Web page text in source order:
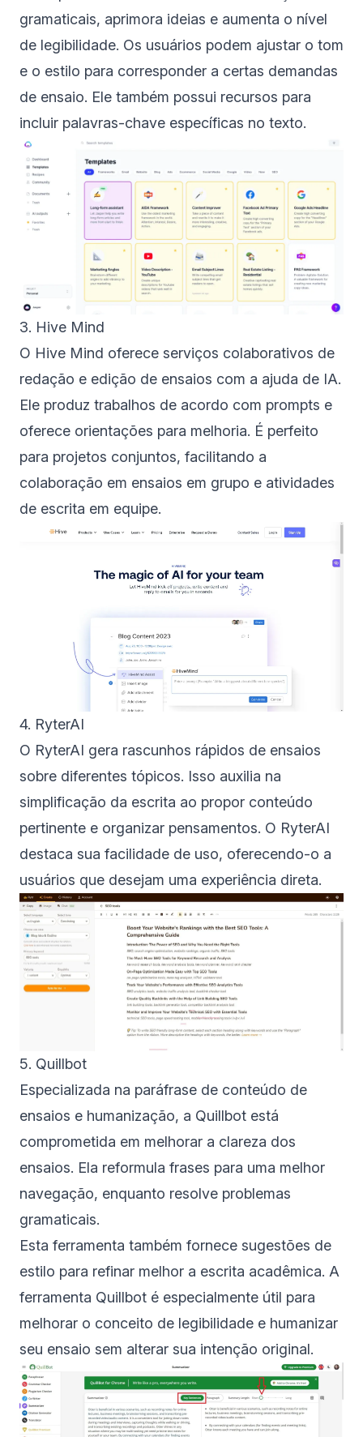
gramaticais, aprimora ideias e aumenta o nível
de legibilidade. Os usuários podem ajustar o tom
e o estilo para corresponder a certas demandas
de ensaio. Ele também possui recursos para
incluir palavras-chave específicas no texto.
3. Hive Mind
O Hive Mind oferece serviços colaborativos de
redação e edição de ensaios com a ajuda de IA.
Ele produz trabalhos de acordo com prompts e
oferece orientações para melhoria. É perfeito
para projetos conjuntos, facilitando a
colaboração em ensaios em grupo e atividades
de escrita em equipe.
4. RyterAI
O RyterAI gera rascunhos rápidos de ensaios
sobre diferentes tópicos. Isso auxilia na
simplificação da escrita ao propor conteúdo
pertinente e organizar pensamentos. O RyterAI
destaca sua facilidade de uso, oferecendo-o a
usuários que desejam uma experiência direta.
5. Quillbot
Especializada na paráfrase de conteúdo de
ensaios e humanização, a Quillbot está
comprometida em melhorar a clareza dos
ensaios. Ela reformula frases para uma melhor
navegação, enquanto resolve problemas
gramaticais.
Esta ferramenta também fornece sugestões de
estilo para refinar melhor a escrita acadêmica. A
ferramenta Quillbot é especialmente útil para
melhorar o conceito de legibilidade e humanizar
seu ensaio sem alterar sua intenção original.